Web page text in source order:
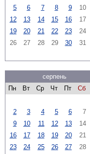
5
6 7 8 9 10
12
13 14 15 16 17
19
20 21 22 23 24
26
27 28 29 30 31
серпень
Пн
Вт Ср Чт Пт Сб
2
3 4 5 6 7
9
10 11 12 13 14
16
17 18 19 20 21
23
24 25 26 27 28